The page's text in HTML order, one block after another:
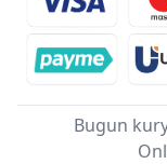
Bugun